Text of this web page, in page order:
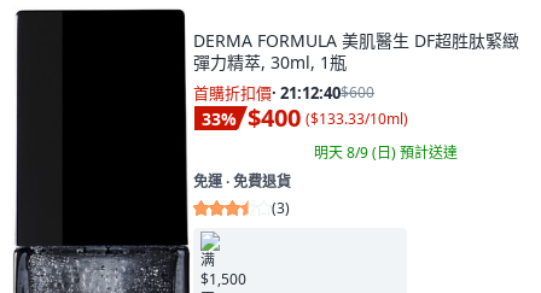
DERMA FORMULA 美肌醫生 DF超胜肽緊緻
彈力精萃, 30ml, 1瓶
首購折扣價· 21:12:39$600
33% $400 ($133.33/10ml)
明天 8/9 (日)預計送達
免運 ∙ 免費退貨
(3)